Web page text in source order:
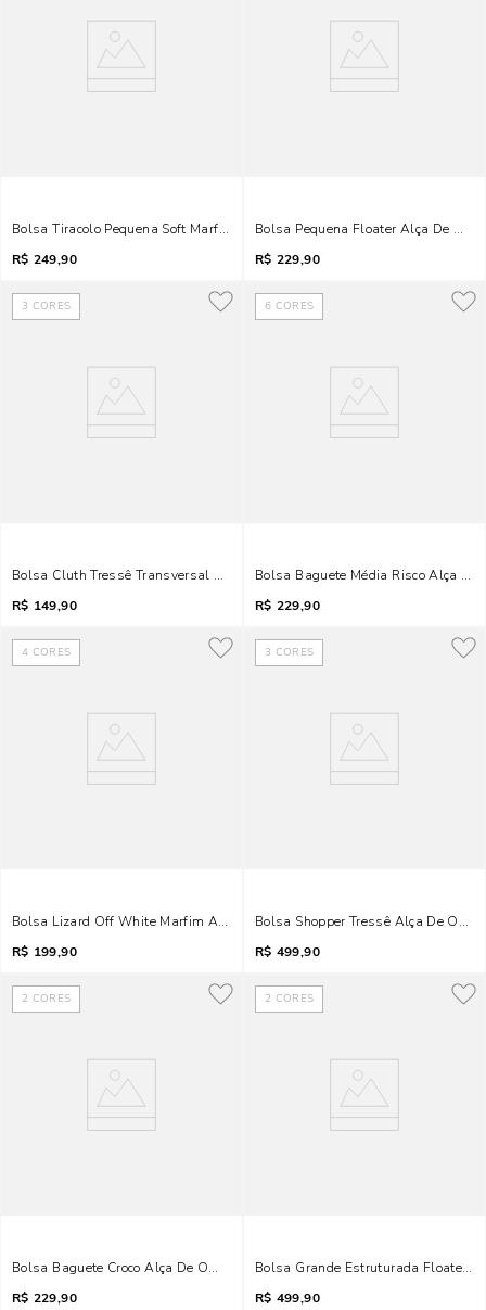
Bolsa Tiracolo Pequena Soft Marfim Alça Dupla
R$ 249,90
Bolsa Pequena Floater Alça De
R$ 229,90
3 CORES
Bolsa Cluth Tressê Transversal Off White Marfim
R$ 149,90
6 CORES
Bolsa Baguete Média Risco Alça
R$ 229,90
4 CORES
Bolsa Lizard Off White Marfim Alça Transversal Corrente
R$ 199,90
3 CORES
Bolsa Shopper Tressê Alça De
R$ 499,90
2 CORES
Bolsa Baguete Croco Alça De Ombro Off White Marfim
R$ 229,90
2 CORES
Bolsa Grande Estruturada Floater
R$ 499,90